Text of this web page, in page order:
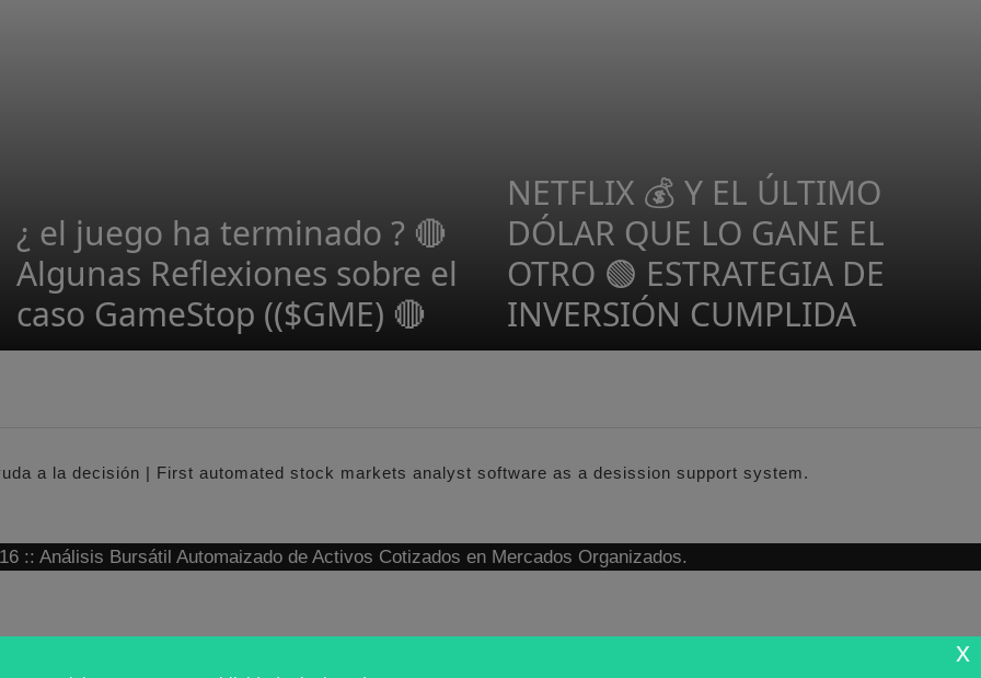
¿ el juego ha terminado ? 🔴
Algunas Reflexiones sobre el
caso GameStop (($GME) 🔴
NETFLIX 💰 Y EL ÚLTIMO
DÓLAR QUE LO GANE EL
OTRO 🟢 ESTRATEGIA DE
INVERSIÓN CUMPLIDA
a la decisión | First automated stock markets analyst software as a desission support system.
:: Análisis Bursátil Automaizado de Activos Cotizados en Mercados Organizados.
x